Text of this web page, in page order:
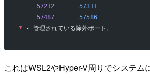
     57212
       57311
     57487
       57586
* - 管理されている除外ポート。
これはWSL2やHyper-V周りでシステム